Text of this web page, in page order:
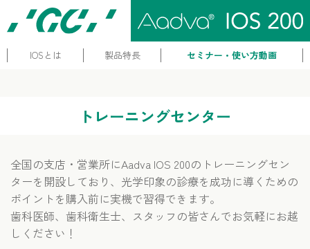
IOSとは 製品特長 セミナー・使い方動画
トレーニングセンター
全国の支店・営業所にAadva IOS 200のトレーニングセン
ターを開設しており、光学印象の診療を成功に導くための
ポイントを購入前に実機で習得できます。
歯科医師、歯科衛生士、スタッフの皆さんでお気軽にお越
しください！